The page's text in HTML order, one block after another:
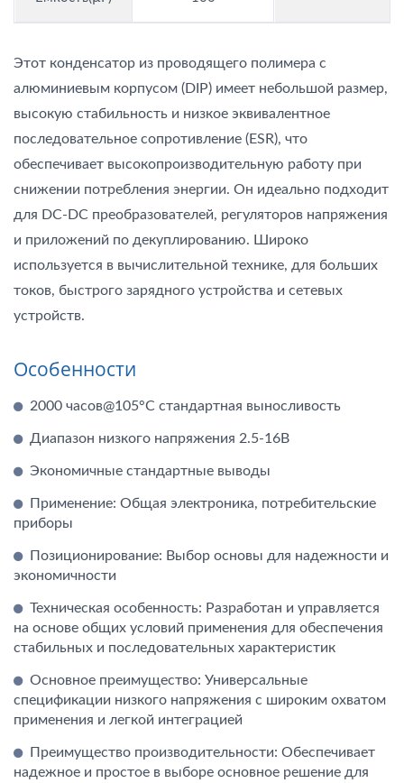
Этот конденсатор из проводящего полимера с
алюминиевым корпусом (DIP) имеет небольшой размер,
высокую стабильность и низкое эквивалентное
последовательное сопротивление (ESR), что
обеспечивает высокопроизводительную работу при
снижении потребления энергии. Он идеально подходит
для DC-DC преобразователей, регуляторов напряжения
и приложений по декуплированию. Широко
используется в вычислительной технике, для больших
токов, быстрого зарядного устройства и сетевых
устройств.
Особенности
2000 часов@105°C стандартная выносливость
Диапазон низкого напряжения 2.5-16В
Экономичные стандартные выводы
Применение: Общая электроника, потребительские
приборы
Позиционирование: Выбор основы для надежности и
экономичности
Техническая особенность: Разработан и управляется
на основе общих условий применения для обеспечения
стабильных и последовательных характеристик
Основное преимущество: Универсальные
спецификации низкого напряжения с широким охватом
применения и легкой интеграцией
Преимущество производительности: Обеспечивает
надежное и простое в выборе основное решение для